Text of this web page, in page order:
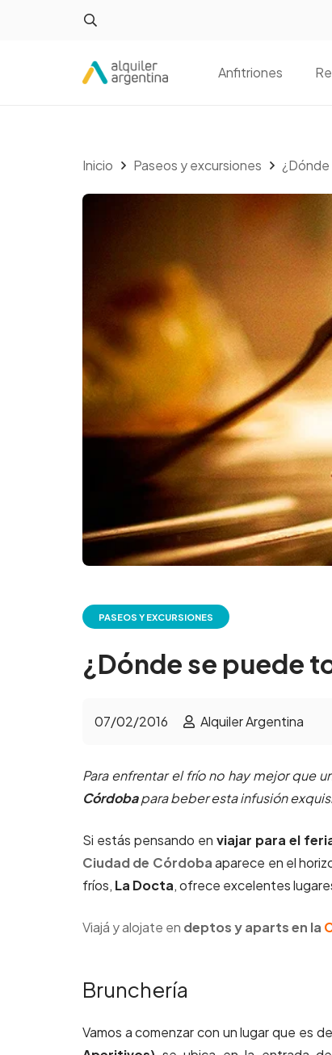
Anfitriones
Inicio Paseos y excursiones
PASEOS Y EXCURSIONES
¿Dónde se puede
07/02/2016 Alquiler Argentina
Para enfrentar el frío no hay mejor que
Córdobapara beber esta infusión
Si estás pensando en viajar para el
Ciudad de Córdobaaparece en el
fríos, La Docta, ofrece excelentes
Viajá y alojate en deptos y aparts en la
Brunchería
Vamos a comenzar con un lugar que es